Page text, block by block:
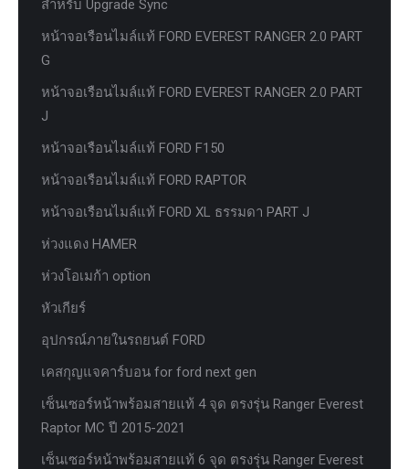
สำหรับ Upgrade Sync
หน้าจอเรือนไมล์แท้ FORD EVEREST RANGER 2.0 PART
G
หน้าจอเรือนไมล์แท้ FORD EVEREST RANGER 2.0 PART
J
หน้าจอเรือนไมล์แท้ FORD F150
หน้าจอเรือนไมล์แท้ FORD RAPTOR
หน้าจอเรือนไมล์แท้ FORD XL ธรรมดา PART J
ห่วงแดง HAMER
ห่วงโอเมก้า option
หัวเกียร์
อุปกรณ์ภายในรถยนต์ FORD
เคสกุญแจคาร์บอน for ford next gen
เซ็นเซอร์หน้าพร้อมสายแท้ 4 จุด ตรงรุ่น Ranger Everest
Raptor MC ปี 2015-2021
เซ็นเซอร์หน้าพร้อมสายแท้ 6 จุด ตรงรุ่น Ranger Everest